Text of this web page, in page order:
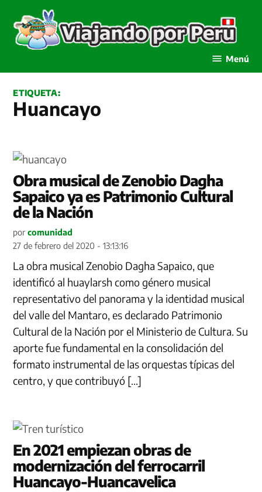
contenido
Menú
ETIQUETA:
Huancayo
Obra musical de Zenobio Dagha
Sapaico ya es Patrimonio Cultural
de la Nación
por comunidad
27 de febrero del 2020 - 13:13:16
La obra musical Zenobio Dagha Sapaico, que
identificó al huaylarsh como género musical
representativo del panorama y la identidad musical
del valle del Mantaro, es declarado Patrimonio
Cultural de la Nación por el Ministerio de Cultura. Su
aporte fue fundamental en la consolidación del
formato instrumental de las orquestas típicas del
centro, y que contribuyó […]
En 2021 empiezan obras de
modernización del ferrocarril
Huancayo-Huancavelica